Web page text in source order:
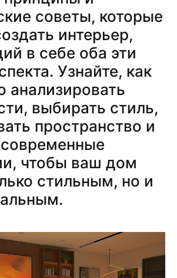
советы, которые
интерьер,
в себе оба эти
Узнайте, как
анализировать
выбирать стиль,
пространство и
чтобы ваш дом
стильным, но и